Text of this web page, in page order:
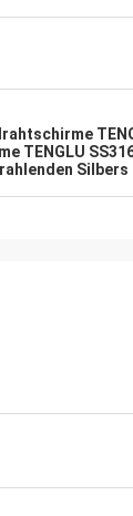
TENGLU
Silbers